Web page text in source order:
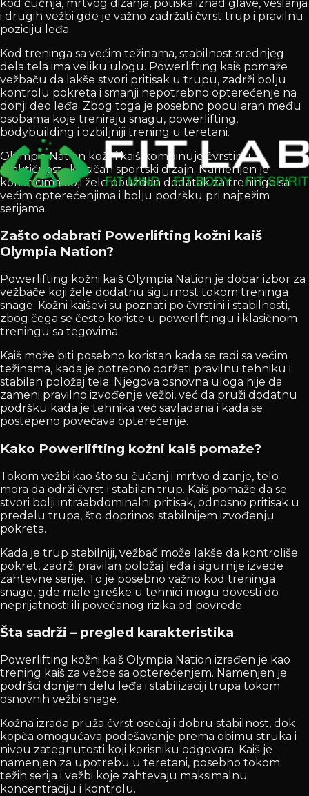
kod čučnja, mrtvog dizanja, potiska iznad glave, veslanja
i drugih vežbi gde je važno zadržati čvrst trup i pravilnu
poziciju leđa.
Kod treninga sa većim težinama, stabilnost srednjeg
dela tela ima veliku ulogu. Powerlifting kaiš pomaže
vežbaču da lakše stvori pritisak u trupu, zadrži bolju
kontrolu pokreta i smanji nepotrebno opterećenje na
donji deo leđa. Zbog toga je posebno popularan među
osobama koje treniraju snagu, powerlifting,
bodybuilding i ozbiljniji trening u teretani.
Olympia Nation kožni kaiš kombinuje čvrstinu,
praktičnost i klasičan sportski dizajn. Namenjen je
korisnicima koji žele pouzdan dodatak za treninge sa
većim opterećenjima i bolju podršku pri najtežim
serijama.
Zašto odabrati Powerlifting kožni kaiš
Olympia Nation?
Powerlifting kožni kaiš Olympia Nation je dobar izbor za
vežbače koji žele dodatnu sigurnost tokom treninga
snage. Kožni kaiševi su poznati po čvrstini i stabilnosti,
zbog čega se često koriste u powerliftingu i klasičnom
treningu sa tegovima.
Kaiš može biti posebno koristan kada se radi sa većim
težinama, kada je potrebno održati pravilnu tehniku i
stabilan položaj tela. Njegova osnovna uloga nije da
zameni pravilno izvođenje vežbi, već da pruži dodatnu
podršku kada je tehnika već savladana i kada se
postepeno povećava opterećenje.
Kako Powerlifting kožni kaiš pomaže?
Tokom vežbi kao što su čučanj i mrtvo dizanje, telo
mora da održi čvrst i stabilan trup. Kaiš pomaže da se
stvori bolji intraabdominalni pritisak, odnosno pritisak u
predelu trupa, što doprinosi stabilnijem izvođenju
pokreta.
Kada je trup stabilniji, vežbač može lakše da kontroliše
pokret, zadrži pravilan položaj leđa i sigurnije izvede
zahtevne serije. To je posebno važno kod treninga
snage, gde male greške u tehnici mogu dovesti do
neprijatnosti ili povećanog rizika od povrede.
Šta sadrži – pregled karakteristika
Powerlifting kožni kaiš Olympia Nation izrađen je kao
trening kaiš za vežbe sa opterećenjem. Namenjen je
podršci donjem delu leđa i stabilizaciji trupa tokom
osnovnih vežbi snage.
Kožna izrada pruža čvrst osećaj i dobru stabilnost, dok
kopča omogućava podešavanje prema obimu struka i
nivou zategnutosti koji korisniku odgovara. Kaiš je
namenjen za upotrebu u teretani, posebno tokom
težih serija i vežbi koje zahtevaju maksimalnu
koncentraciju i kontrolu.